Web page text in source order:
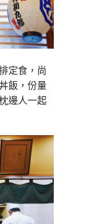
定食，尚
飯，份量
邊人一起